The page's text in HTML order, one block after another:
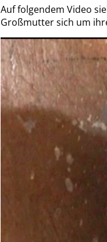
Auf folgendem Video
Großmutter sich um